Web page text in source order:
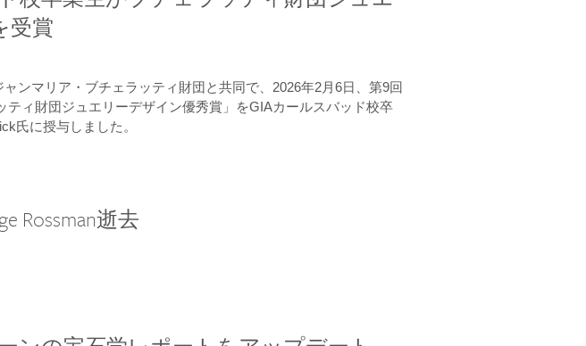
受賞
ンマリア・ブチェラッティ財団と共同で、2026年2月6日、第9回
ティ財団ジュエリーデザイン優秀賞」をGIAカールスバッド校卒
氏に授与しました。
Rossman逝去